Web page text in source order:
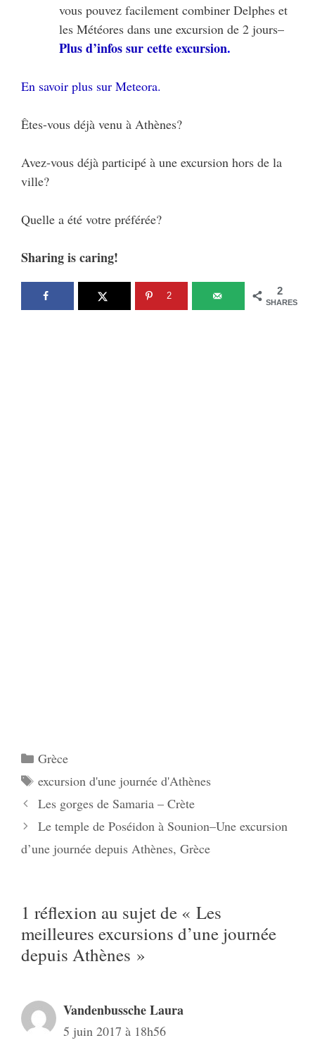
vous pouvez facilement combiner Delphes et
les Météores dans une excursion de 2 jours–
Plus d’infos sur cette excursion.
En savoir plus sur Meteora.
Êtes-vous déjà venu à Athènes?
Avez-vous déjà participé à une excursion hors de la
ville?
Quelle a été votre préférée?
Sharing is caring!
2
SHARES
2
Catégories
Grèce
Étiquettes
excursion d'une journée d'Athènes
Les gorges de Samaria – Crète
Le temple de Poséidon à Sounion–Une excursion
d’une journée depuis Athènes, Grèce
1 réflexion au sujet de « Les
meilleures excursions d’une journée
depuis Athènes »
Vandenbussche Laura
5 juin 2017 à 18h56